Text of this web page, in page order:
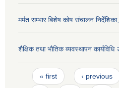
मर्मत सम्भार बिशेष कोष संचालन
शैक्षिक तथा भाैतिक ब्यवस्थापन
Pages
« first ‹ previous